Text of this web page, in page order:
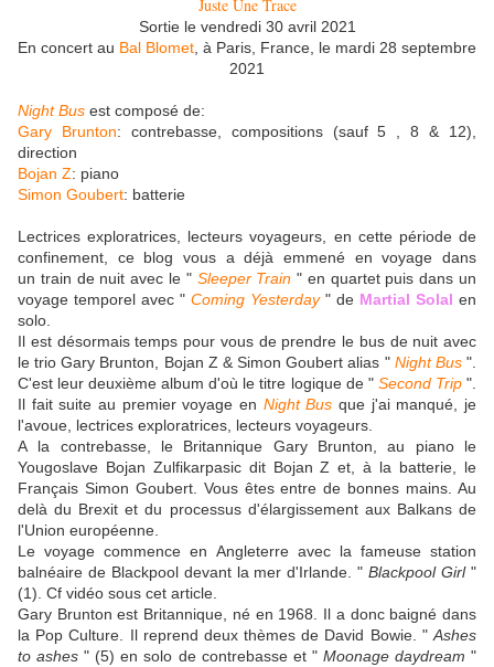
Juste Une Trace
Sortie le vendredi 30 avril 2021
En concert au Bal Blomet , à Paris, France, le mardi 28 septembre
2021
Night Bus est composé de:
Gary Brunton: contrebasse, compositions (sauf 5 , 8 & 12),
direction
Bojan Z: piano
Simon Goubert: batterie
Lectrices exploratrices, lecteurs voyageurs, en cette période de
confinement, ce blog vous a déjà emmené en voyage dans
un train de nuit avec le " Sleeper Train " en quartet puis dans un
voyage temporel avec " Coming Yesterday" de Martial Solal en
solo.
Il est désormais temps pour vous de prendre le bus de nuit avec
le trio Gary Brunton, Bojan Z & Simon Goubert alias " Night Bus ".
C'est leur deuxième album d'où le titre logique de " Second Trip ".
Il fait suite au premier voyage en Night Bus que j'ai manqué, je
l'avoue, lectrices exploratrices, lecteurs voyageurs.
A la contrebasse, le Britannique Gary Brunton, au piano le
Yougoslave Bojan Zulfikarpasic dit Bojan Z et, à la batterie, le
Français Simon Goubert. Vous êtes entre de bonnes mains. Au
delà du Brexit et du processus d'élargissement aux Balkans de
l'Union européenne.
Le voyage commence en Angleterre avec la fameuse station
balnéaire de Blackpool devant la mer d'Irlande. "Blackpool Girl"
(1). Cf vidéo sous cet article.
Gary Brunton est Britannique, né en 1968. Il a donc baigné dans
la Pop Culture. Il reprend deux thèmes de David Bowie. " Ashes
to ashes" (5) en solo de contrebasse et " Moonage daydream "